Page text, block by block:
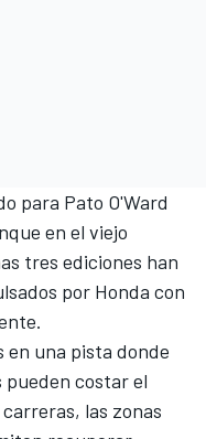
para Pato O'Ward
en el viejo
tres ediciones han
por Honda con
en una pista donde
pueden costar el
las zonas